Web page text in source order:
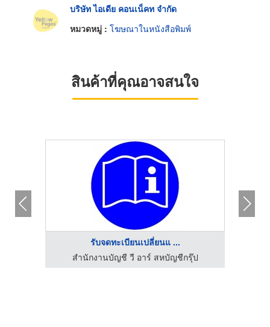
บริษัท ไอเดีย คอนเน็คท จำกัด
หมวดหมู่ : โฆษณาในหนังสือพิมพ์
สินค้าที่คุณอาจสนใจ
รับจดทะเบียนเปลี่ยนแ ...
สำนักงานบัญชี วี อาร์ สหบัญชีกรุ๊ป